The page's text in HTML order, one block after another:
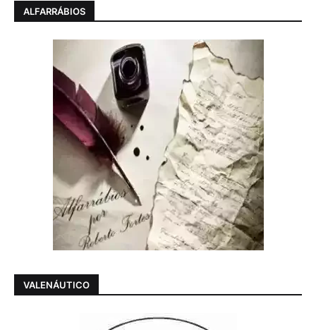
ALFARRÁBIOS
VALENÁUTICO